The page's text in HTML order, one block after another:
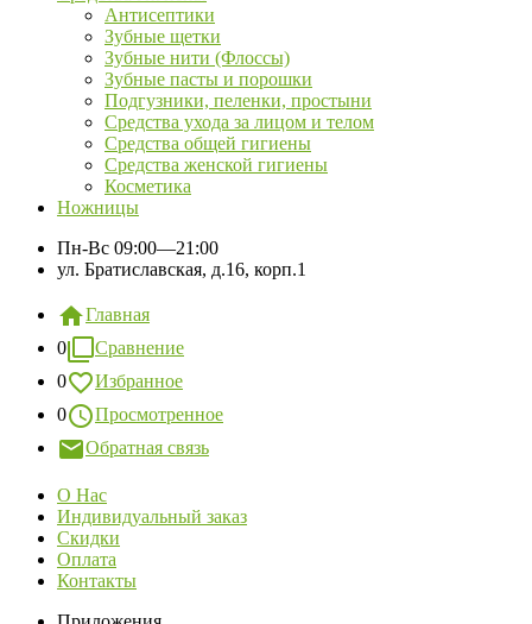
Антисептики
Зубные щетки
Зубные нити (Флоссы)
Зубные пасты и порошки
Подгузники, пеленки, простыни
Средства ухода за лицом и телом
Средства общей гигиены
Средства женской гигиены
Косметика
Ножницы
Пн-Вс 09:00—21:00
ул. Братиславская, д.16, корп.1
Главная
0
Сравнение
0
Избранное
0
Просмотренное
Обратная связь
О Нас
Индивидуальный заказ
Скидки
Оплата
Контакты